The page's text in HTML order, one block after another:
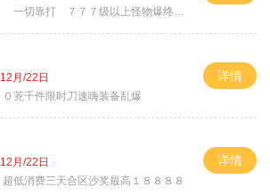
一切靠打 ７７７级以上怪物爆终极
12月/22日
０茺千件限时刀速嗨装备乱爆
详情
12月/22日
超低消费三天合区沙奖最高１８８８８
详情